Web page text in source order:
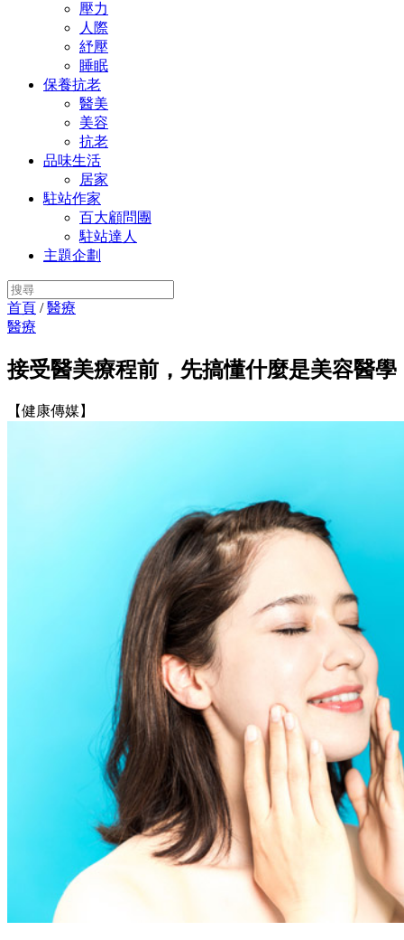
壓力
人際
紓壓
睡眠
保養抗老
醫美
美容
抗老
品味生活
居家
駐站作家
百大顧問團
駐站達人
主題企劃
首頁 /醫療
醫療
接受醫美療程前，先搞懂什麼是美容醫學
【健康傳媒】